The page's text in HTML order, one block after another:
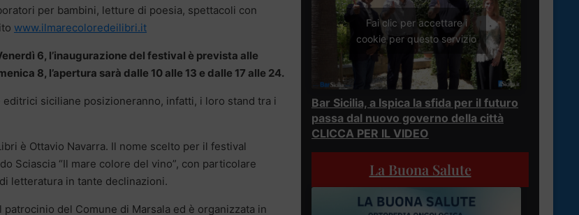
per bambini, letture di poesia, spettacoli con
www.ilmarecoloredeilibri.it
6, l’inaugurazione del festival è prevista alle
8, l’apertura sarà dalle 10 alle 13 e dalle 17 alle 24.
siciliane posizioneranno, infatti, i loro stand tra i
è Ottavio Navarra. Il nome scelto per il festival
Sciascia “Il mare colore del vino”, con particolare
letteratura in tante declinazioni.
del Comune di Marsala ed è organizzata in
Fai clic per accettare i
cookie per questo servizio
Bar Sicilia, a Ispica la sfida per il futuro
passa dal nuovo governo della città
CLICCA PER IL VIDEO
La Buona Salute